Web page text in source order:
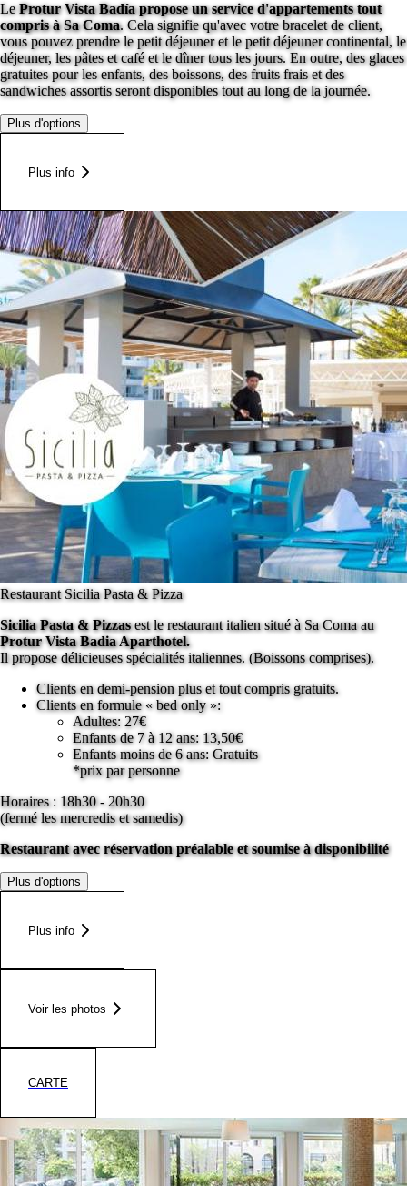
LeProtur Vista Badía propose un service d'appartements tout
compris à Sa Coma. Cela signifie qu'avec votre bracelet de client,
vous pouvez prendre le petit déjeuner et le petit déjeuner continental, le
déjeuner, les pâtes et café et le dîner tous les jours. En outre, des glaces
gratuites pour les enfants, des boissons, des fruits frais et des
sandwiches assortis seront disponibles tout au long de la journée.
Plus d'options
Plus info
Restaurant Sicilia Pasta & Pizza
Sicilia Pasta & Pizzasest le restaurant italien situé à Sa Coma au
Protur Vista Badia Aparthotel.
Il propose délicieuses spécialités italiennes. (Boissons comprises).
Clients en demi-pension plus et tout compris gratuits.
Clients en formule « bed only »:
Adultes: 27€
Enfants de 7 à 12 ans: 13,50€
Enfants moins de 6 ans: Gratuits
*prix par personne
Horaires : 18h30 - 20h30
(fermé les mercredis et samedis)
Restaurant avec réservation préalable et soumise à disponibilité
Plus d'options
Plus info
Voir les photos
CARTE